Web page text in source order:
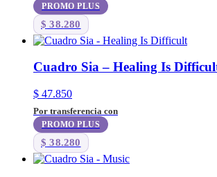
PROMO PLUS
$ 38.280
Cuadro Sia – Healing Is
$ 47.850
Por transferencia con
PROMO PLUS
$ 38.280